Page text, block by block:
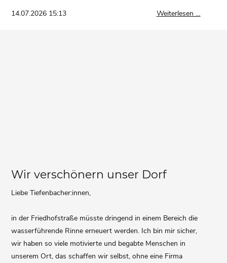
14.07.2026 15:13 Weiterlesen …
Wir verschönern unser Dorf
Liebe Tiefenbacher:innen,
in der Friedhofstraße müsste dringend in einem Bereich die
wasserführende Rinne erneuert werden. Ich bin mir sicher,
wir haben so viele motivierte und begabte Menschen in
unserem Ort, das schaffen wir selbst, ohne eine Firma